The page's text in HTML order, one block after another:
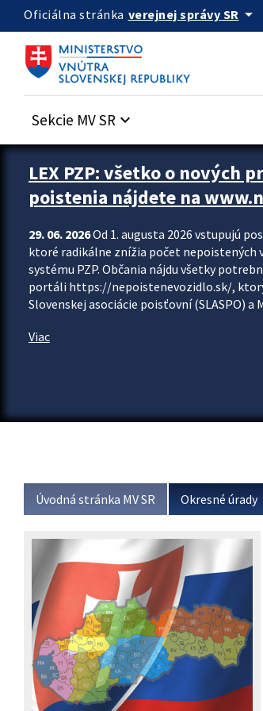
Preskocit na hlavný obsah
Oficiálna stránka verejnej správy SR arrow_drop_down
Sekcie MV SR keyboard_arrow_down
Zastavit automatický posun upútavok
LEX PZP: všetko o nových
poistenia nájdete na
29. 06. 2026Od 1. augusta 2026 vstupujú
ktoré radikálne znížia počet nepoistených
systému PZP. Občania nájdu všetky
portáli https://nepoistenevozidlo.sk/,
Slovenskej asociácie poisťovní (SLASPO)
Viac
Úvodná stránka MV SR Okresné úrady